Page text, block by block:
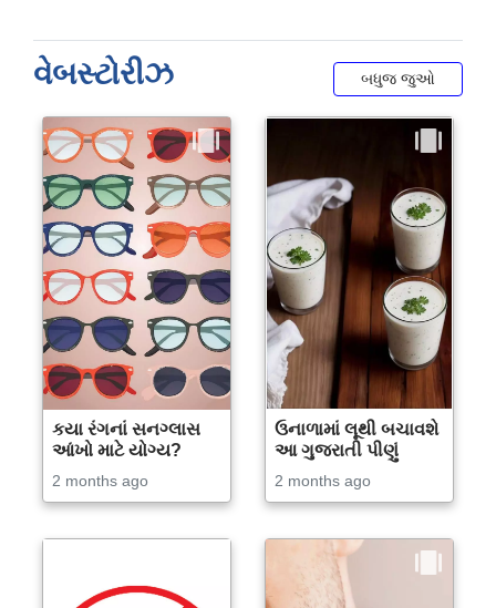
વેબસ્ટોરીઝ બધુજ જુઓ
કયા રંગનાં સનગ્લાસ
આંખો માટે યોગ્ય?
2 months ago
ઉનાળામાં લૂથી બચાવશે
આ ગુજરાતી પીણું
2 months ago